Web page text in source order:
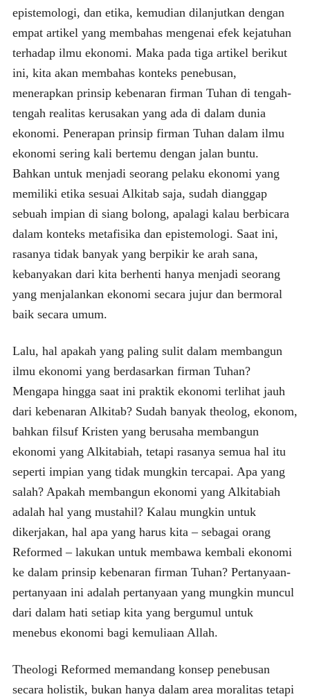
epistemologi, dan etika, kemudian dilanjutkan dengan
empat artikel yang membahas mengenai efek kejatuhan
terhadap ilmu ekonomi. Maka pada tiga artikel berikut
ini, kita akan membahas konteks penebusan,
menerapkan prinsip kebenaran firman Tuhan di tengah-
tengah realitas kerusakan yang ada di dalam dunia
ekonomi. Penerapan prinsip firman Tuhan dalam ilmu
ekonomi sering kali bertemu dengan jalan buntu.
Bahkan untuk menjadi seorang pelaku ekonomi yang
memiliki etika sesuai Alkitab saja, sudah dianggap
sebuah impian di siang bolong, apalagi kalau berbicara
dalam konteks metafisika dan epistemologi. Saat ini,
rasanya tidak banyak yang berpikir ke arah sana,
kebanyakan dari kita berhenti hanya menjadi seorang
yang menjalankan ekonomi secara jujur dan bermoral
baik secara umum.
Lalu, hal apakah yang paling sulit dalam membangun
ilmu ekonomi yang berdasarkan firman Tuhan?
Mengapa hingga saat ini praktik ekonomi terlihat jauh
dari kebenaran Alkitab? Sudah banyak theolog, ekonom,
bahkan filsuf Kristen yang berusaha membangun
ekonomi yang Alkitabiah, tetapi rasanya semua hal itu
seperti impian yang tidak mungkin tercapai. Apa yang
salah? Apakah membangun ekonomi yang Alkitabiah
adalah hal yang mustahil? Kalau mungkin untuk
dikerjakan, hal apa yang harus kita – sebagai orang
Reformed – lakukan untuk membawa kembali ekonomi
ke dalam prinsip kebenaran firman Tuhan? Pertanyaan-
pertanyaan ini adalah pertanyaan yang mungkin muncul
dari dalam hati setiap kita yang bergumul untuk
menebus ekonomi bagi kemuliaan Allah.
Theologi Reformed memandang konsep penebusan
secara holistik, bukan hanya dalam area moralitas tetapi